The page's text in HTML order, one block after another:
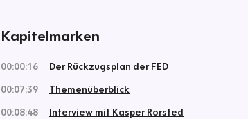
Kapitelmarken
00:00:16
Der Rückzugsplan der FED
00:07:39
Themenüberblick
00:08:48
Interview mit Kasper Rorsted